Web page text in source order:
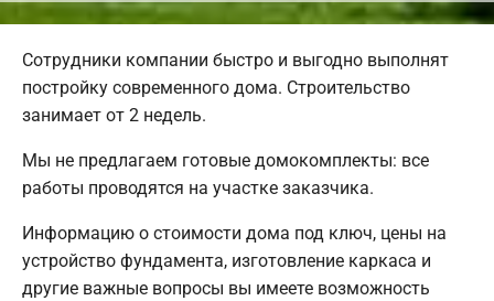
Сотрудники компании быстро и выгодно выполнят
постройку современного дома. Строительство
занимает от 2 недель.
Мы не предлагаем готовые домокомплекты: все
работы проводятся на участке заказчика.
Информацию о стоимости дома под ключ, цены на
устройство фундамента, изготовление каркаса и
другие важные вопросы вы имеете возможность